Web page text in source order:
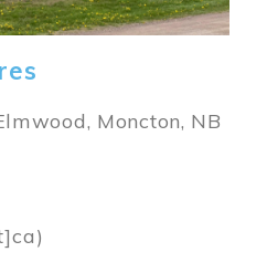
Moncton, NB